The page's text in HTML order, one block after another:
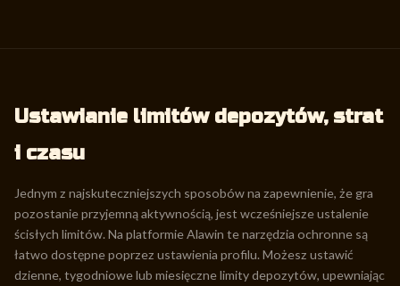
Ustawianie limitów depozytów, strat
i czasu
Jednym z najskuteczniejszych sposobów na zapewnienie, że gra
pozostanie przyjemną aktywnością, jest wcześniejsze ustalenie
ścisłych limitów. Na platformie Alawin te narzędzia ochronne są
łatwo dostępne poprzez ustawienia profilu. Możesz ustawić
dzienne, tygodniowe lub miesięczne limity depozytów, upewniając